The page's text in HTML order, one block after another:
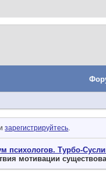
зарегистрируйтесь
психологов. Турбо-
мотивации